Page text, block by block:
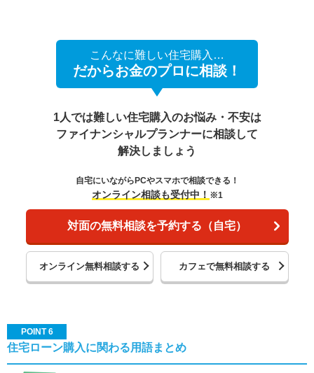
こんなに難しい住宅購入…
だからお金のプロに相談！
1人では難しい住宅購入のお悩み・不安は
ファイナンシャルプランナーに相談して
解決しましょう
自宅にいながらPCやスマホで相談できる！
オンライン相談も受付中！ ※1
対面の無料相談を予約する（自宅）
オンライン無料相談する カフェで無料相談する
POINT 6
住宅ローン購入に関わる用語まとめ